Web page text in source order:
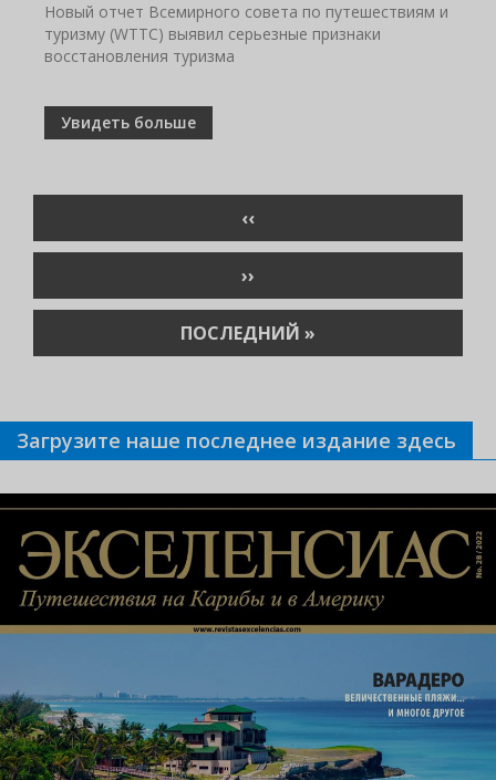
Новый отчет Всемирного совета по путешествиям и
туризму (WTTC) выявил серьезные признаки
восстановления туризма
Увидеть больше
ПРЕДЫДУЩАЯ
СТРАНИЦА
‹‹
СЛЕДУЮЩАЯ
СТРАНИЦА
››
ПОСЛЕДНЯЯ
СТРАНИЦА
ПОСЛЕДНИЙ »
Загрузите наше последнее издание здесь